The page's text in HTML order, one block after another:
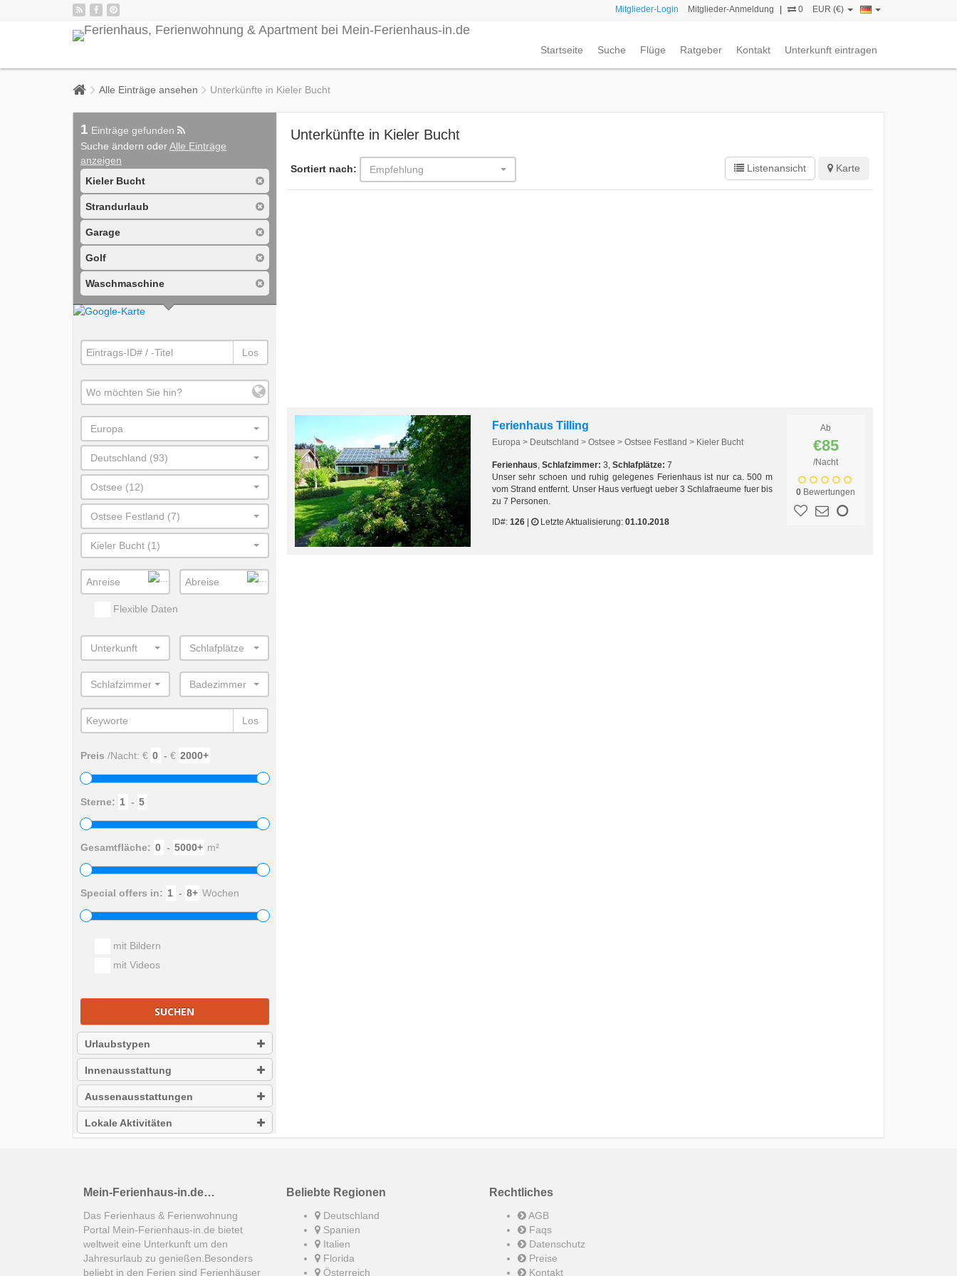
Mitglieder-Login Mitglieder-Anmeldung 0 EUR (€)
Startseite Suche Flüge Ratgeber Kontakt Unterkunft eintragen
Alle Einträge ansehen Unterkünfte in Kieler Bucht
Unterkünfte in Kieler Bucht
Sortiert nach: Empfehlung Listenansicht Karte
Ferienhaus Tilling
Europa > Deutschland > Ostsee > Ostsee Festland > Kieler Bucht
Ferienhaus, Schlafzimmer: 3, Schlafplätze: 7
Unser sehr schoen und ruhig gelegenes Ferienhaus ist nur ca. 500 m
vom Strand entfernt. Unser Haus verfuegt ueber 3 Schlafraeume fuer bis
zu 7 Personen.
ID#: 126| Letzte Aktualisierung: 01.10.2018
Ab
€85
/Nacht
0 Bewertungen
1 Einträge gefunden
Suche ändern oderAlle Einträge
anzeigen
Kieler Bucht
Strandurlaub
Garage
Golf
Waschmaschine
Los
Europa
Deutschland (93)
Ostsee (12)
Ostsee Festland (7)
Kieler Bucht (1)
Flexible Daten
Unterkunft Schlafplätze
Schlafzimmer Badezimmer
Los
Preis /Nacht: € - €
Sterne: -
Gesamtfläche: - m²
Special offers in: - Wochen
mit Bildern
mit Videos
SUCHEN
Urlaubstypen
Innenausstattung
Aussenausstattungen
Lokale Aktivitäten
Mein-Ferienhaus-in.de…
Das Ferienhaus & Ferienwohnung
Portal Mein-Ferienhaus-in.de bietet
weltweit eine Unterkunft um den
Jahresurlaub zu genießen.Besonders
beliebt in den Ferien sind Ferienhäuser
Beliebte Regionen
Deutschland
Spanien
Italien
Florida
Österreich
Rechtliches
AGB
Faqs
Datenschutz
Preise
Kontakt